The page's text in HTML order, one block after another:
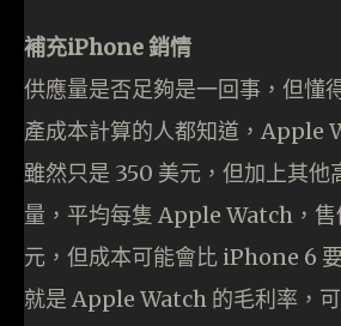
補充iPhone 銷情
供應量是否足夠是一回事，但懂
產成本計算的人都知道，Apple
雖然只是 350 美元，但加上其他
量，平均每隻 Apple Watch，
元，但成本可能會比 iPhone 6
就是 Apple Watch 的毛利率，